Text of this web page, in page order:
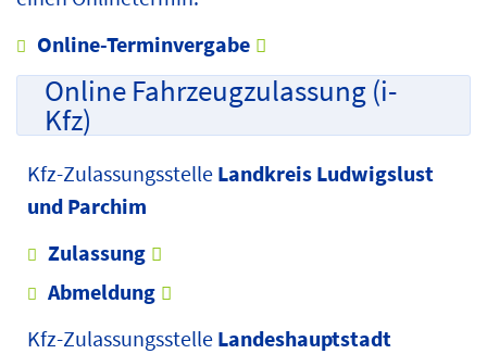
Online-Terminvergabe
Online Fahrzeugzulassung (i-
Kfz)
Kfz-Zulassungsstelle Landkreis Ludwigslust
und Parchim
Zulassung
Abmeldung
Kfz-Zulassungsstelle Landeshauptstadt